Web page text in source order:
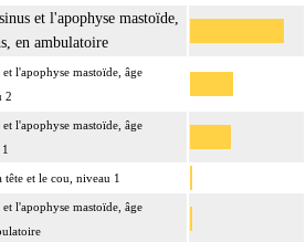
et l'apophyse mastoïde,
en ambulatoire
l'apophyse mastoïde, âge
2
l'apophyse mastoïde, âge
et le cou, niveau 1
l'apophyse mastoïde, âge